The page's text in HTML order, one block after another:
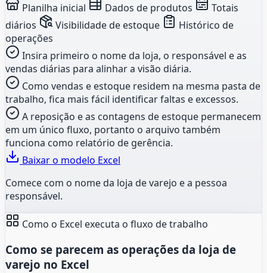
Planilha inicial
Dados de produtos
Totais
diários
Visibilidade de estoque
Histórico de
operações
Insira primeiro o nome da loja, o responsável e as
vendas diárias para alinhar a visão diária.
Como vendas e estoque residem na mesma pasta de
trabalho, fica mais fácil identificar faltas e excessos.
A reposição e as contagens de estoque permanecem
em um único fluxo, portanto o arquivo também
funciona como relatório de gerência.
Baixar o modelo Excel
Comece com o nome da loja de varejo e a pessoa
responsável.
Como o Excel executa o fluxo de trabalho
Como se parecem as operações da loja de
varejo no Excel